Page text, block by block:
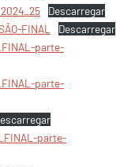
2024_25
Descarregar
FINAL
Descarregar
parte-
parte-
parte-